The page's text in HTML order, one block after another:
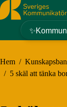
Sveriges
Hem /
/ 5 skäl att tänka